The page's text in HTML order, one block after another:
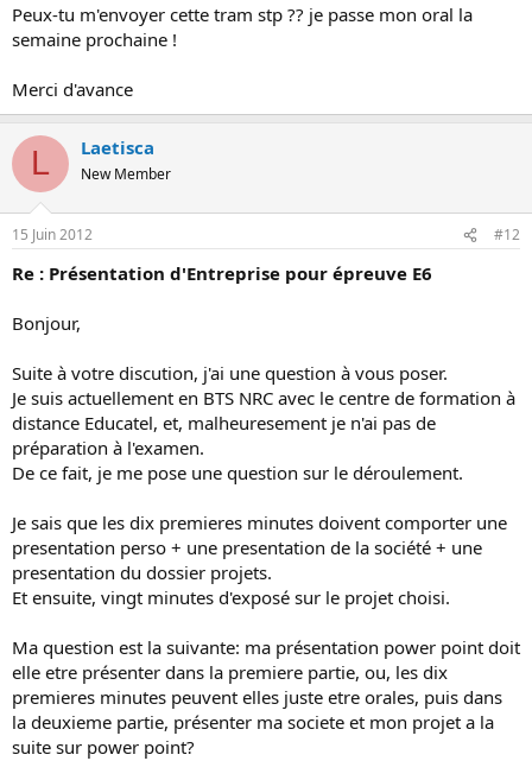
Peux-tu m'envoyer cette tram stp ?? je passe mon oral la
semaine prochaine !
Merci d'avance
L Laetisca
New Member
15 Juin 2012 #12
Re : Présentation d'Entreprise pour épreuve E6
Bonjour,
Suite à votre discution, j'ai une question à vous poser.
Je suis actuellement en BTS NRC avec le centre de formation à
distance Educatel, et, malheuresement je n'ai pas de
préparation à l'examen.
De ce fait, je me pose une question sur le déroulement.
Je sais que les dix premieres minutes doivent comporter une
presentation perso + une presentation de la société + une
presentation du dossier projets.
Et ensuite, vingt minutes d'exposé sur le projet choisi.
Ma question est la suivante: ma présentation power point doit
elle etre présenter dans la premiere partie, ou, les dix
premieres minutes peuvent elles juste etre orales, puis dans
la deuxieme partie, présenter ma societe et mon projet a la
suite sur power point?